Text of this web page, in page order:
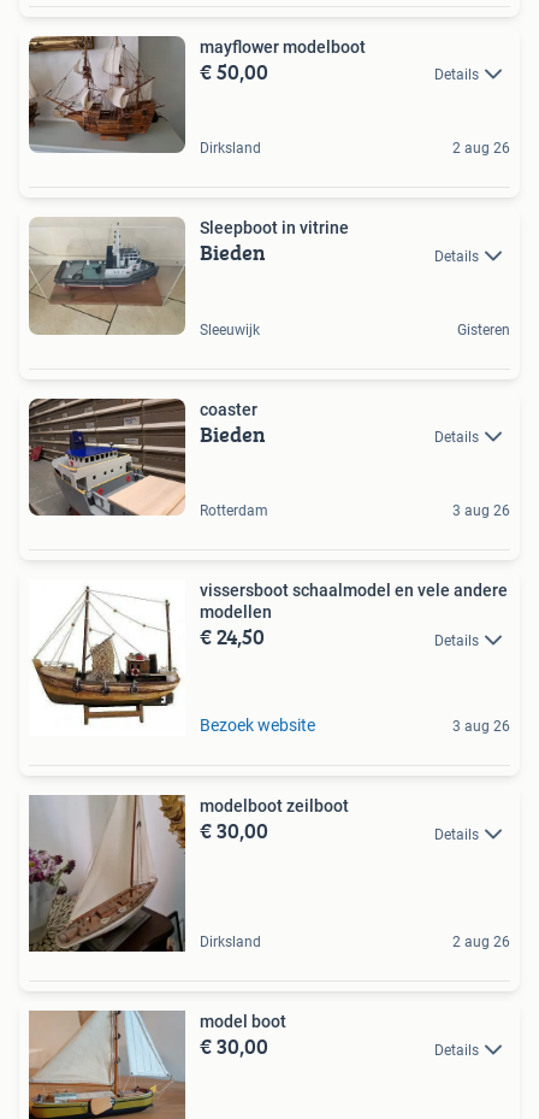
mayflower modelboot
€ 50,00 Details
Dirksland 2 aug 26
Sleepboot in vitrine
Bieden Details
Sleeuwijk Gisteren
coaster
Bieden Details
Rotterdam 3 aug 26
vissersboot schaalmodel en vele andere
modellen
€ 24,50 Details
Bezoek website 3 aug 26
modelboot zeilboot
€ 30,00 Details
Dirksland 2 aug 26
model boot
€ 30,00 Details